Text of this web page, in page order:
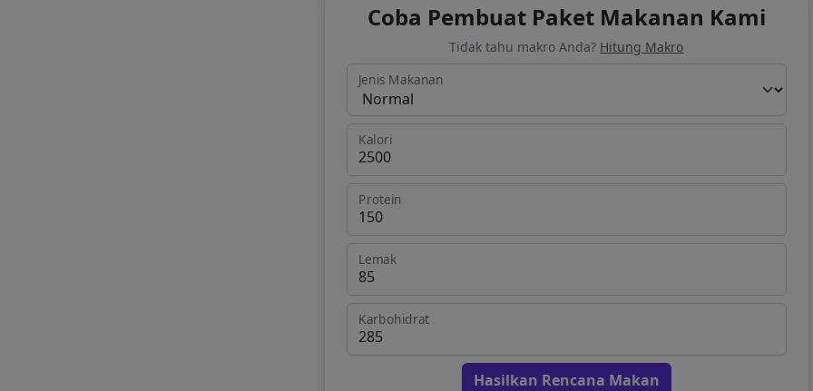
Coba Pembuat Paket Makanan Kami
Tidak tahu makro Anda? Hitung Makro
Jenis Makanan
Kalori
Protein
Lemak
Karbohidrat
Hasilkan Rencana Makan